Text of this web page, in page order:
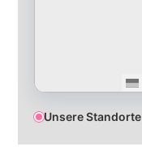
Unsere